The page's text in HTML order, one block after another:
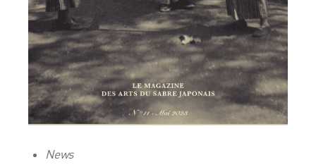
News